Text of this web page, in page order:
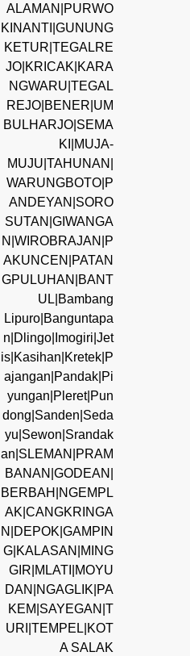
ALAMAN|PURWO
KINANTI|GUNUNG
KETUR|TEGALRE
JO|KRICAK|KARA
NGWARU|TEGAL
REJO|BENER|UM
BULHARJO|SEMA
KI|MUJA-
MUJU|TAHUNAN|
WARUNGBOTO|P
ANDEYAN|SORO
SUTAN|GIWANGA
N|WIROBRAJAN|P
AKUNCEN|PATAN
GPULUHAN|BANT
UL|Bambang
Lipuro|Banguntapa
n|Dlingo|Imogiri|Jet
is|Kasihan|Kretek|P
ajangan|Pandak|Pi
yungan|Pleret|Pun
dong|Sanden|Seda
yu|Sewon|Srandak
an|SLEMAN|PRAM
BANAN|GODEAN|
BERBAH|NGEMPL
AK|CANGKRINGA
N|DEPOK|GAMPIN
G|KALASAN|MING
GIR|MLATI|MOYU
DAN|NGAGLIK|PA
KEM|SAYEGAN|T
URI|TEMPEL|KOT
A SALAK